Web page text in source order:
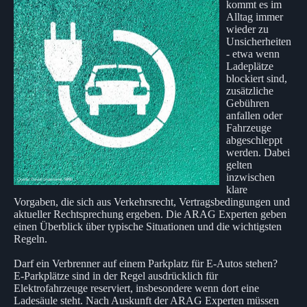
kommt es im
Alltag immer
wieder zu
Unsicherheiten
- etwa wenn
Ladeplätze
blockiert sind,
zusätzliche
Gebühren
anfallen oder
Fahrzeuge
abgeschleppt
werden. Dabei
gelten
inzwischen
klare
Vorgaben, die sich aus Verkehrsrecht, Vertragsbedingungen und
aktueller Rechtsprechung ergeben. Die ARAG Experten geben
einen Überblick über typische Situationen und die wichtigsten
Regeln.
Darf ein Verbrenner auf einem Parkplatz für E-Autos stehen?
E-Parkplätze sind in der Regel ausdrücklich für
Elektrofahrzeuge reserviert, insbesondere wenn dort eine
Ladesäule steht. Nach Auskunft der ARAG Experten müssen